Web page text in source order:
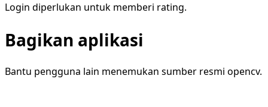
Login diperlukan untuk memberi rating.
Bagikan aplikasi
Bantu pengguna lain menemukan sumber resmi opencv.